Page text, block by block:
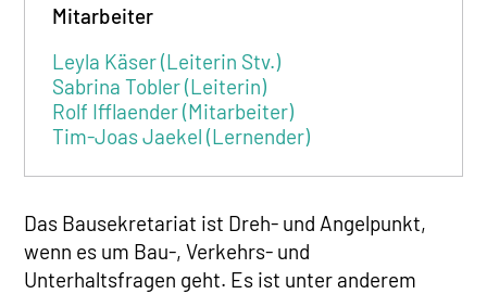
Mitarbeiter
Leyla Käser (Leiterin Stv.)
Sabrina Tobler (Leiterin)
Rolf Ifflaender (Mitarbeiter)
Tim-Joas Jaekel (Lernender)
Das Bausekretariat ist Dreh- und Angelpunkt,
wenn es um Bau-, Verkehrs- und
Unterhaltsfragen geht. Es ist unter anderem